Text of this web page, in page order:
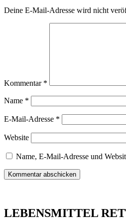
Deine E-Mail-Adresse wird nicht
Kommentar *
Name *
E-Mail-Adresse *
Website
Name, E-Mail-Adresse und
LEBENSMITTEL